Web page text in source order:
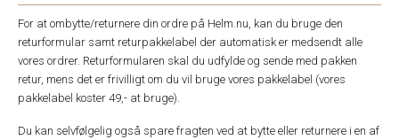
For at ombytte/returnere din ordre på Helm.nu, kan du bruge den
returformular samt returpakkelabel der automatisk er medsendt alle
vores ordrer. Returformularen skal du udfylde og sende med pakken
retur, mens det er frivilligt om du vil bruge vores pakkelabel (vores
pakkelabel koster 49,- at bruge).
Du kan selvfølgelig også spare fragten ved at bytte eller returnere i en af